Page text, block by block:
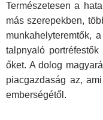
Természetesen a
más szere­pekben,
munkahelyteremtők,
talpnyaló
őket. A dolog
piacgazdaság az,
emberségétől.